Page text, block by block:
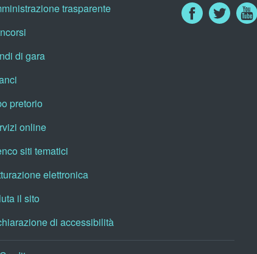
trasparente
di gara
pretorio
online
siti tematici
elettronica
il sito
di accessibilità